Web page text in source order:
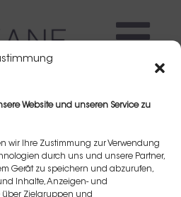
Website und unseren Service zu
wir Ihre Zustimmung zur Verwendung
durch uns und unsere Partner,
Gerät zu speichern und abzurufen,
Inhalte, Anzeigen- und
über Zielgruppen und